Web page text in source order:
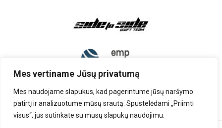
Mes vertiname Jūsų privatumą
Mes naudojame slapukus, kad pagerintume jūsų naršymo
patirtį ir analizuotume mūsų srautą. Spustelėdami „Priimti
visus“, jūs sutinkate su mūsų slapukų naudojimu.